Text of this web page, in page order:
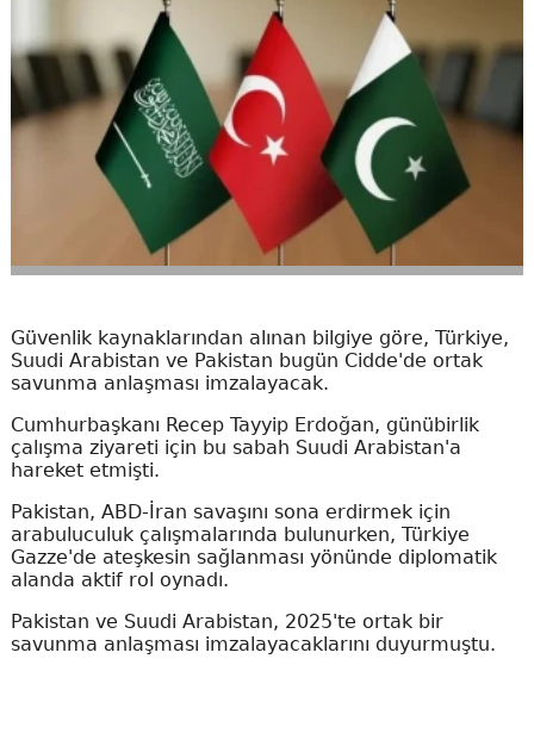
Güvenlik kaynaklarından alınan bilgiye göre, Türkiye,
Suudi Arabistan ve Pakistan bugün Cidde'de ortak
savunma anlaşması imzalayacak.
Cumhurbaşkanı Recep Tayyip Erdoğan, günübirlik
çalışma ziyareti için bu sabah Suudi Arabistan'a
hareket etmişti.
Pakistan, ABD-İran savaşını sona erdirmek için
arabuluculuk çalışmalarında bulunurken, Türkiye
Gazze'de ateşkesin sağlanması yönünde diplomatik
alanda aktif rol oynadı.
Pakistan ve Suudi Arabistan, 2025'te ortak bir
savunma anlaşması imzalayacaklarını duyurmuştu.